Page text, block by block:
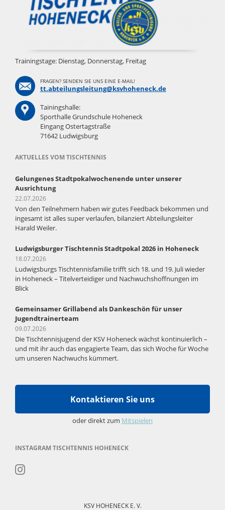
Trainingstage: Dienstag, Donnerstag, Freitag
FRAGEN? SENDEN SIE UNS EINE E-MAIL!
tt.abteilungsleitung@ksvhoheneck.de
Tainingshalle:
Sporthalle Grundschule Hoheneck
Eingang Ostertagstraße
71642 Ludwigsburg
AKTUELLES VOM TISCHTENNIS
Gelungenes Stadtpokalwochenende unter unserer
Ausrichtung
22.07.2026
Von den Teilnehmern haben wir gutes Feedback bekommen und
ingesamt ist alles super verlaufen, bilanziert Abteilungsleiter
Harald Weiler.
Ludwigsburger Tischtennis Stadtpokal 2026 in Hoheneck
18.07.2026
Ludwigsburgs Tischtennisfamilie trifft sich 18. und 19. Juli wieder
in Hoheneck – Titelverteidiger und Nachwuchshoffnungen im
Blick
Gemeinsamer Grillabend als Dankeschön für unser
Jugendtrainerteam
09.07.2026
Die Tischtennisjugend der KSV Hoheneck wächst kontinuierlich –
und mit ihr auch das engagierte Team, das sich Woche für Woche
um unseren Nachwuchs kümmert.
Kontaktieren Sie uns
oder direkt zum Mitspielen
INSTAGRAM TISCHTENNIS HOHENECK
KSV HOHENECK E. V.